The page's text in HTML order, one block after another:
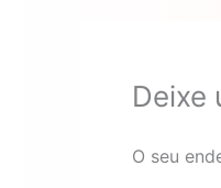
Deixe
O seu